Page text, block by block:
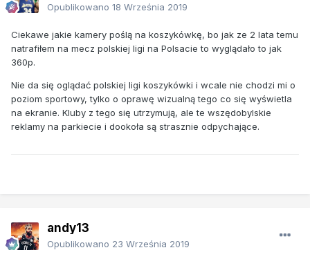
Opublikowano 18 Września 2019
Ciekawe jakie kamery poślą na koszykówkę, bo jak ze 2 lata temu
natrafiłem na mecz polskiej ligi na Polsacie to wyglądało to jak
360p.
Nie da się oglądać polskiej ligi koszykówki i wcale nie chodzi mi o
poziom sportowy, tylko o oprawę wizualną tego co się wyświetla
na ekranie. Kluby z tego się utrzymują, ale te wszędobylskie
reklamy na parkiecie i dookoła są strasznie odpychające.
andy13
Opublikowano 23 Września 2019